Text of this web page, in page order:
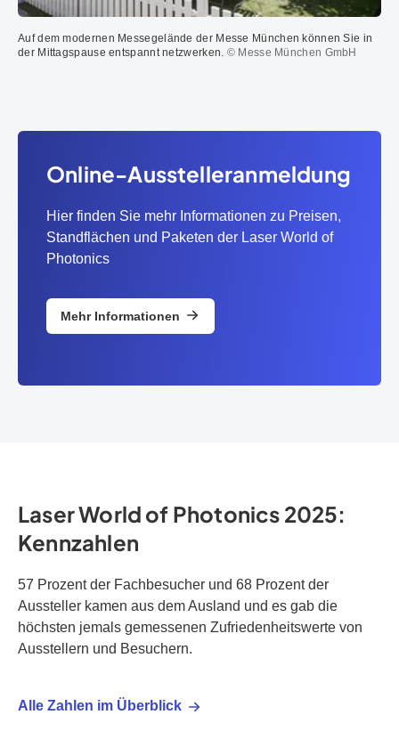
Auf dem modernen Messegelände der Messe München können Sie in
der Mittagspause entspannt netzwerken. © Messe München GmbH
Online-Ausstelleranmeldung
Hier finden Sie mehr Informationen zu Preisen,
Standflächen und Paketen der Laser World of
Photonics
Mehr Informationen
Laser World of Photonics 2025:
Kennzahlen
57 Prozent der Fachbesucher und 68 Prozent der
Aussteller kamen aus dem Ausland und es gab die
höchsten jemals gemessenen Zufriedenheitswerte von
Ausstellern und Besuchern.
Alle Zahlen im Überblick